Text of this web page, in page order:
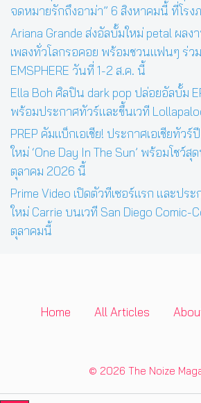
จดหมายรักถึงอาม่า” 6 สิงหาคมนี้ ที่โร
Ariana Grande ส่งอัลบั้มใหม่ petal ผล
เพลงทั่วโลกรอคอย พร้อมชวนแฟนๆ ร่ว
EMSPHERE วันที่ 1-2 ส.ค. นี้
Ella Boh ศิลปิน dark pop ปล่อยอัลบั้ม
พร้อมประกาศทัวร์และขึ้นเวที
PREP คัมแบ็กเอเชีย! ประกาศเอเชียทัว
ใหม่ ‘One Day In The Sun’ พร้อมโชว์สุ
ตุลาคม 2026 นี้
Prime Video เปิดตัวทีเซอร์แรก และปร
ใหม่ Carrie บนเวที San Diego Comic-
ตุลาคมนี้
Home All Articles
© 2026 The Noize